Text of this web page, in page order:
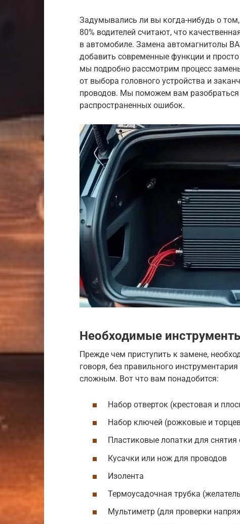
Задумывались ли вы когда-нибудь о
80% водителей считают, что
в автомобиле. Замена автомагнитолы
добавить современные функции и
мы подробно рассмотрим процесс
от выбора головного устройства и
проводов. Мы поможем вам разобраться
распространенных ошибок.
Необходимые
Прежде чем приступить к замене,
говоря, без правильного
сложным. Вот что вам понадобится:
Набор отверток (крестовая и
Набор ключей (рожковые и
Пластиковые лопатки для
Кусачки или нож для проводов
Изолента
Термоусадочная трубка
Мультиметр (для проверки